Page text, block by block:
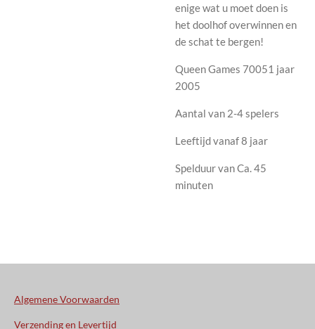
enige wat u moet doen is
het doolhof overwinnen en
de schat te bergen!
Queen Games 70051 jaar
2005
Aantal van 2-4 spelers
Leeftijd vanaf 8 jaar
Spelduur van Ca. 45
minuten
Algemene Voorwaarden
Verzending en Levertijd